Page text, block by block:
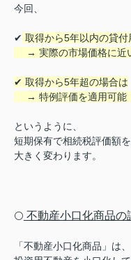
今回、
✔ 取得から5年以内の貸付
→ 実際の市場価格に近
✔ 取得から5年超の場合は
→ 特例評価を適用可能
というように、
短期保有で相続税評価額
大きく変わります。
⚪️ 不動産小口化商品の
「不動産小口化商品」は、